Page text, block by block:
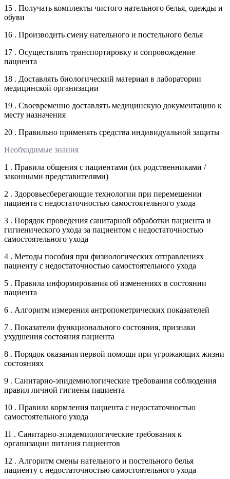
15 . Получать комплекты чистого нательного белья, одежды и
обуви
16 . Производить смену нательного и постельного белья
17 . Осуществлять транспортировку и сопровождение
пациента
18 . Доставлять биологический материал в лаборатории
медицинской организации
19 . Своевременно доставлять медицинскую документацию к
месту назначения
20 . Правильно применять средства индивидуальной защиты
Необходимые знания
1 . Правила общения с пациентами (их родственниками /
законными представителями)
2 . Здоровьесберегающие технологии при перемещении
пациента с недостаточностью самостоятельного ухода
3 . Порядок проведения санитарной обработки пациента и
гигиенического ухода за пациентом с недостаточностью
самостоятельного ухода
4 . Методы пособия при физиологических отправлениях
пациенту с недостаточностью самостоятельного ухода
5 . Правила информирования об изменениях в состоянии
пациента
6 . Алгоритм измерения антропометрических показателей
7 . Показатели функционального состояния, признаки
ухудшения состояния пациента
8 . Порядок оказания первой помощи при угрожающих жизни
состояниях
9 . Санитарно-эпидемиологические требования соблюдения
правил личной гигиены пациента
10 . Правила кормления пациента с недостаточностью
самостоятельного ухода
11 . Санитарно-эпидемиологические требования к
организации питания пациентов
12 . Алгоритм смены нательного и постельного белья
пациенту с недостаточностью самостоятельного ухода